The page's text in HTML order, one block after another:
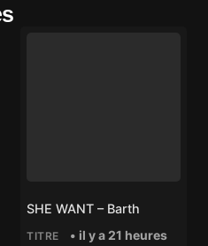
SHE WANT – Barth
TITRE • il y a 21 heures